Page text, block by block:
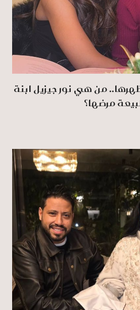
من هي نور جيزيل ابنة
مرضها؟